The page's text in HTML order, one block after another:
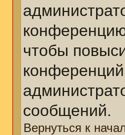
чтобы
сообщений.
Вернуться к